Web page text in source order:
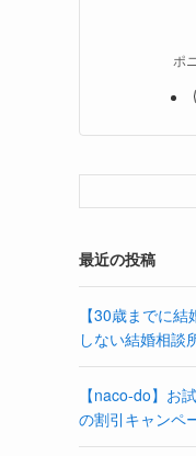
ポ
最近の投稿
【30歳までに
しない結婚相談
【naco-do】お
の割引キャンペ